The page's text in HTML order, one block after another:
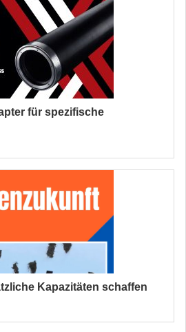
für spezifische
Kapazitäten schaffen